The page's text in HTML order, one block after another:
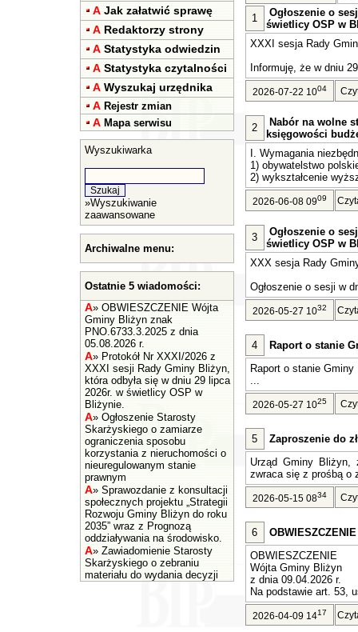
A Jak załatwić sprawę
A Redaktorzy strony
A Statystyka odwiedzin
A Statystyka czytalności
A Wyszukaj urzędnika
A Rejestr zmian
A Mapa serwisu
Wyszukiwarka
»Wyszukiwanie
zaawansowane
Archiwalne menu:
Ostatnie 5 wiadomości:
A» OBWIESZCZENIE Wójta
Gminy Bliżyn znak
PNO.6733.3.2025 z dnia
05.08.2026 r.
A» Protokół Nr XXXI/2026 z
XXXI sesji Rady Gminy Bliżyn,
która odbyła się w dniu 29 lipca
2026r. w świetlicy OSP w
Bliżynie.
A» Ogłoszenie Starosty
Skarżyskiego o zamiarze
ograniczenia sposobu
korzystania z nieruchomości o
nieuregulowanym stanie
prawnym
A» Sprawozdanie z konsultacji
społecznych projektu „Strategii
Rozwoju Gminy Bliżyn do roku
2035” wraz z Prognozą
oddziaływania na środowisko.
A» Zawiadomienie Starosty
Skarżyskiego o zebraniu
materiału do wydania decyzji
1
Ogłoszenie o
świetlicy OSP w
XXXI sesja Rady
Informuję, że w dniu
2026-07-22 1004
2
Nabór na wolne
księgowości
I. Wymagania
1) obywatelstwo
2) wykształcenie
2026-06-08 0909
3
Ogłoszenie o
świetlicy OSP w
XXX sesja Rady
Ogłoszenie o sesji w
2026-05-27 1032
4
Raport o stanie
Raport o stanie
...
2026-05-27 1025
5
Zaproszenie do
Urząd Gminy
zwraca się z prośbą o
2026-05-15 0834
6
OBWIESZCZENIE
Wójta Gminy Bliżyn
z dnia 09.04.2026 r.
Na podstawie art. 53,
2026-04-09 1417